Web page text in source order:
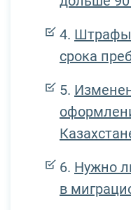
Штрафы
срока
Нужно
в